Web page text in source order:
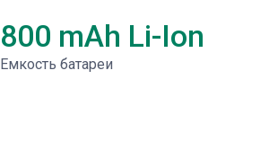
800 mAh Li-Ion
Емкость батареи